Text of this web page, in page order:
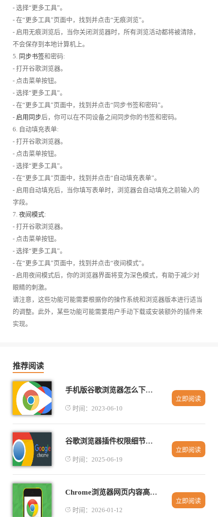
- 选择“更多工具”。
- 在“更多工具”页面中，找到并点击“无痕浏览”。
- 启用无痕浏览后，当你关闭浏览器时，所有浏览活动都将被清除，
不会保存到本地计算机上。
5. 同步书签和密码:
- 打开谷歌浏览器。
- 点击菜单按钮。
- 选择“更多工具”。
- 在“更多工具”页面中，找到并点击“同步书签和密码”。
- 启用同步后，你可以在不同设备之间同步你的书签和密码。
6. 自动填充表单:
- 打开谷歌浏览器。
- 点击菜单按钮。
- 选择“更多工具”。
- 在“更多工具”页面中，找到并点击“自动填充表单”。
- 启用自动填充后，当你填写表单时，浏览器会自动填充之前输入的
字段。
7. 夜间模式:
- 打开谷歌浏览器。
- 点击菜单按钮。
- 选择“更多工具”。
- 在“更多工具”页面中，找到并点击“夜间模式”。
- 启用夜间模式后，你的浏览器界面将变为深色模式，有助于减少对
眼睛的刺激。
请注意，这些功能可能需要根据你的操作系统和浏览器版本进行适当
的调整。此外，某些功能可能需要用户手动下载或安装额外的插件来
实现。
推荐阅读
手机版谷歌浏览器怎么下载视频
时间：2023-06-10
立即阅读
谷歌浏览器插件权限细节管理方法
时间：2025-06-19
立即阅读
Chrome浏览器网页内容高亮技巧及操作教程
时间：2026-01-12
立即阅读